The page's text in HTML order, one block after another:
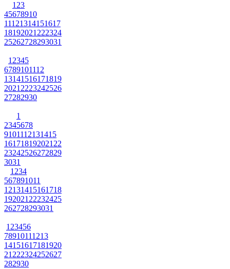
123
45678910
11121314151617
18192021222324
25262728293031
12345
6789101112
13141516171819
20212223242526
27282930
1
2345678
9101112131415
16171819202122
23242526272829
3031
1234
567891011
12131415161718
19202122232425
262728293031
123456
78910111213
14151617181920
21222324252627
282930